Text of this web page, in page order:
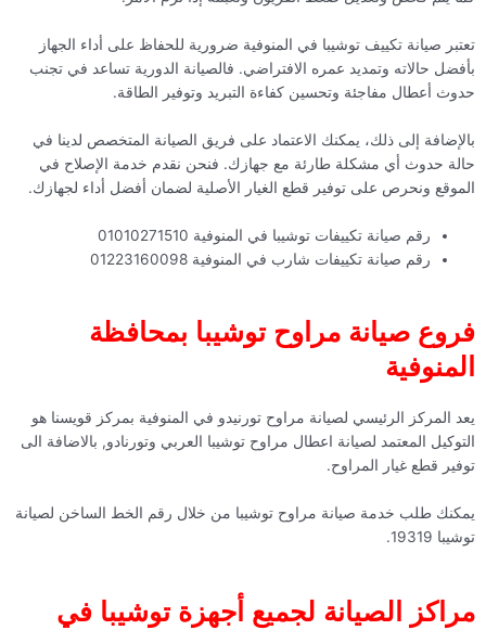
تعتبر صيانة تكييف توشيبا في المنوفية ضرورية للحفاظ على أداء الجهاز
بأفضل حالاته وتمديد عمره الافتراضي. فالصيانة الدورية تساعد في تجنب
حدوث أعطال مفاجئة وتحسين كفاءة التبريد وتوفير الطاقة.
بالإضافة إلى ذلك، يمكنك الاعتماد على فريق الصيانة المتخصص لدينا في
حالة حدوث أي مشكلة طارئة مع جهازك. فنحن نقدم خدمة الإصلاح في
الموقع ونحرص على توفير قطع الغيار الأصلية لضمان أفضل أداء لجهازك.
رقم صيانة تكييفات توشيبا في المنوفية 01010271510
رقم صيانة تكييفات شارب في المنوفية 01223160098
فروع صيانة مراوح توشيبا بمحافظة
المنوفية
يعد المركز الرئيسي لصيانة مراوح تورنيدو في المنوفية بمركز قويسنا هو
التوكيل المعتمد لصيانة اعطال مراوح توشيبا العربي وتورنادو, بالاضافة الى
توفير قطع غيار المراوح.
يمكنك طلب خدمة صيانة مراوح توشيبا من خلال رقم الخط الساخن لصيانة
توشيبا 19319.
مراكز الصيانة لجميع أجهزة توشيبا في